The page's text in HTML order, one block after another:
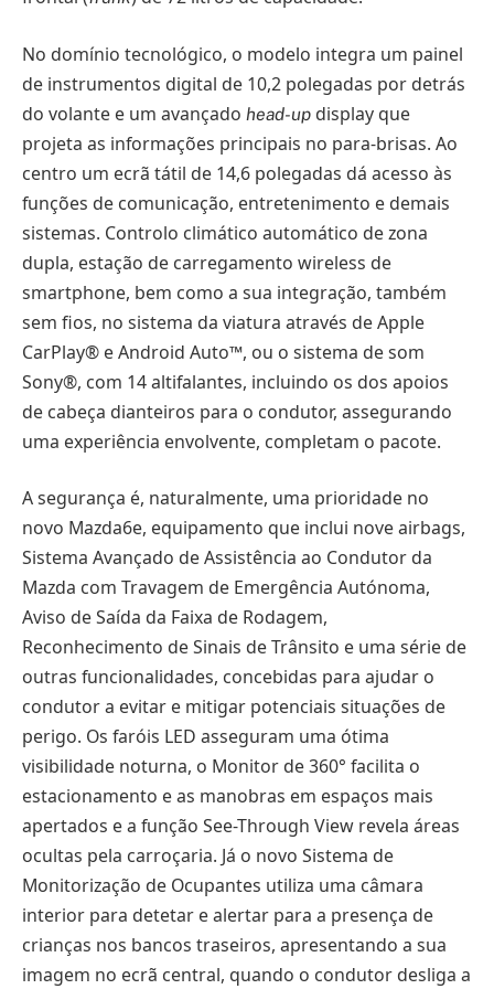
No domínio tecnológico, o modelo integra um painel
de instrumentos digital de 10,2 polegadas por detrás
do volante e um avançado head-up display que
projeta as informações principais no para-brisas. Ao
centro um ecrã tátil de 14,6 polegadas dá acesso às
funções de comunicação, entretenimento e demais
sistemas. Controlo climático automático de zona
dupla, estação de carregamento wireless de
smartphone, bem como a sua integração, também
sem fios, no sistema da viatura através de Apple
CarPlay® e Android Auto™, ou o sistema de som
Sony®, com 14 altifalantes, incluindo os dos apoios
de cabeça dianteiros para o condutor, assegurando
uma experiência envolvente, completam o pacote.
A segurança é, naturalmente, uma prioridade no
novo Mazda6e, equipamento que inclui nove airbags,
Sistema Avançado de Assistência ao Condutor da
Mazda com Travagem de Emergência Autónoma,
Aviso de Saída da Faixa de Rodagem,
Reconhecimento de Sinais de Trânsito e uma série de
outras funcionalidades, concebidas para ajudar o
condutor a evitar e mitigar potenciais situações de
perigo. Os faróis LED asseguram uma ótima
visibilidade noturna, o Monitor de 360° facilita o
estacionamento e as manobras em espaços mais
apertados e a função See-Through View revela áreas
ocultas pela carroçaria. Já o novo Sistema de
Monitorização de Ocupantes utiliza uma câmara
interior para detetar e alertar para a presença de
crianças nos bancos traseiros, apresentando a sua
imagem no ecrã central, quando o condutor desliga a